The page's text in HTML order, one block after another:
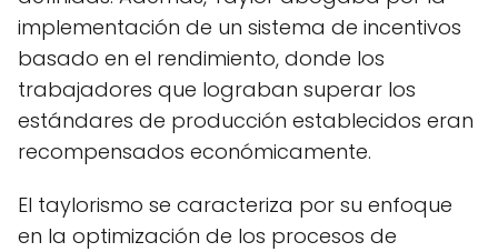
implementación de un sistema de incentivos
basado en el rendimiento, donde los
trabajadores que lograban superar los
estándares de producción establecidos eran
recompensados económicamente.
El taylorismo se caracteriza por su enfoque
en la optimización de los procesos de